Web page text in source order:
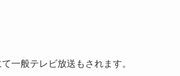
一般テレビ放送もされます。